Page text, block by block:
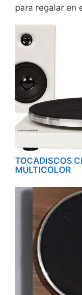
para regalar en
TOCADISCOS
MULTICOLOR